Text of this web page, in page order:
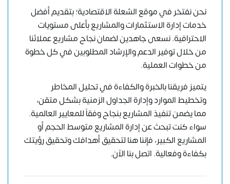
نحن نفتخر في موقع الشعلة الاقتصادية؛ بتقديم أفضل
خدمات إدارة الاستثمارات والمشاريع بأعلى مستويات
الاحترافية. نسعى جاهدين لضمان نجاح مشاريع عملائنا
من خلال توفير الدعم والإرشاد المطلوبين في كل خطوة
من خطوات العملية.
يتميز فريقنا بالخبرة والكفاءة في تحليل المخاطر
وتخطيط الموارد وإدارة الجداول الزمنية بشكل متقن،
مما يضمن تنفيذ المشاريع بنجاح وفقاً للمعايير العالمية.
سواء كنت تبحث عن إدارة المشاريع متوسط ​​الحجم أو
المشاريع الكبير، فإننا هنا لتحقيق أهدافك وتحقيق رؤيتك
بكفاءة وفعالية.اتصل بنا الآن.